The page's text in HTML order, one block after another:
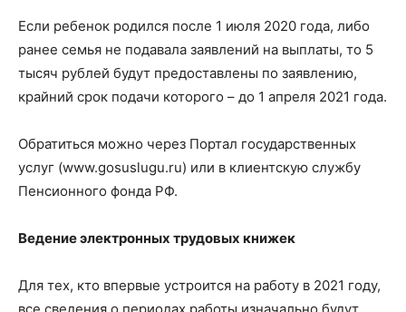
Если ребенок родился после 1 июля 2020 года, либо
ранее семья не подавала заявлений на выплаты, то 5
тысяч рублей будут предоставлены по заявлению,
крайний срок подачи которого – до 1 апреля 2021 года.
Обратиться можно через Портал государственных
услуг (www.gosuslugu.ru) или в клиентскую службу
Пенсионного фонда РФ.
Ведение электронных трудовых книжек
Для тех, кто впервые устроится на работу в 2021 году,